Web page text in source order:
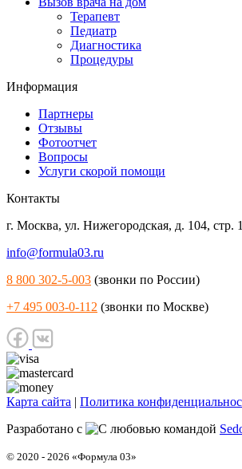
Терапевт
Педиатр
Диагностика
Процедуры
Информация
Партнеры
Отзывы
Фотоотчет
Вопросы
Услуги скорой помощи
Контакты
г. Москва, ул. Нижегородская, д. 104, стр. 1
info@formula03.ru
8 800 302-5-003 (звонки по России)
+7 495 003-0-112 (звонки по Москве)
Карта сайта | Политика
Разработано с
командой
© 2020 - 2026 «Формула 03»